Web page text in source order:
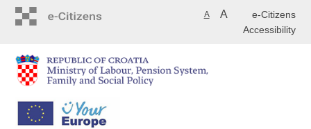
e-Citizens
A A
Accessibility